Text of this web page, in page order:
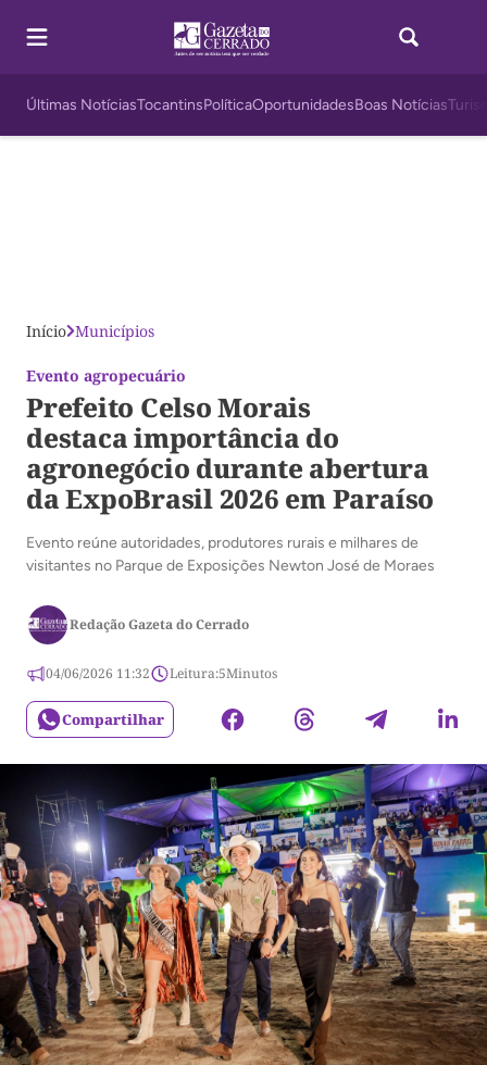
Últimas NotíciasTocantinsPolíticaOportunidadesBoas Notícias
Início Municípios
Evento agropecuário
Prefeito Celso Morais
destaca importância do
agronegócio durante abertura
da ExpoBrasil 2026 em Paraíso
Evento reúne autoridades, produtores rurais e milhares de
visitantes no Parque de Exposições Newton José de Moraes
Redação Gazeta do Cerrado
04/06/2026 11:32 Leitura:5Minutos
Compartilhar